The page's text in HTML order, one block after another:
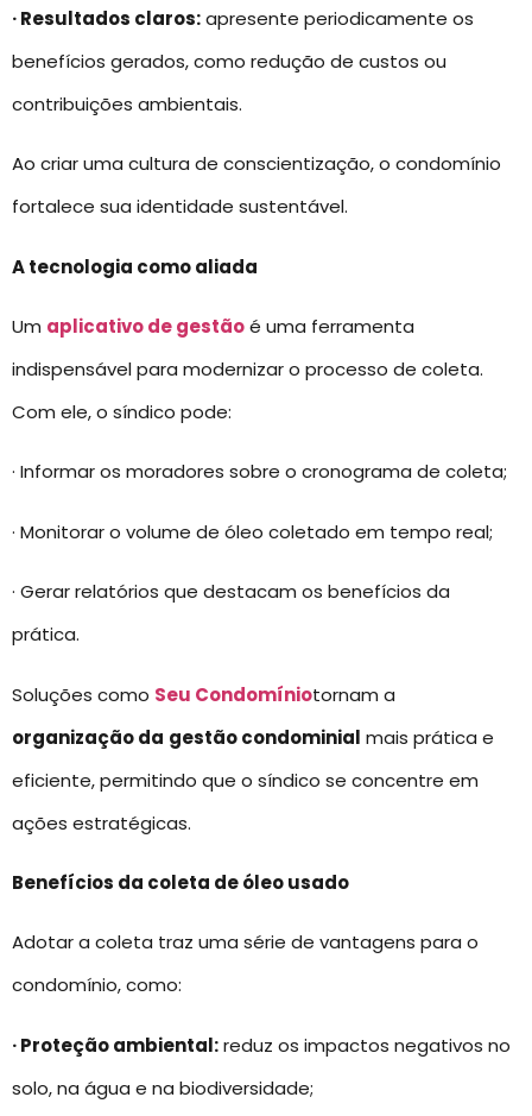
· Resultados claros:apresente periodicamente os
benefícios gerados, como redução de custos ou
contribuições ambientais.
Ao criar uma cultura de conscientização, o condomínio
fortalece sua identidade sustentável.
A tecnologia como aliada
Um aplicativo de gestãoé uma ferramenta
indispensável para modernizar o processo de coleta.
Com ele, o síndico pode:
· Informar os moradores sobre o cronograma de coleta;
· Monitorar o volume de óleo coletado em tempo real;
· Gerar relatórios que destacam os benefícios da
prática.
Soluções como Seu Condomíniotornam a
organização da gestão condominial mais prática e
eficiente, permitindo que o síndico se concentre em
ações estratégicas.
Benefícios da coleta de óleo usado
Adotar a coleta traz uma série de vantagens para o
condomínio, como:
· Proteção ambiental:reduz os impactos negativos no
solo, na água e na biodiversidade;